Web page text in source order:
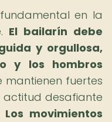
en la
El bailarín debe
y orgullosa,
y los hombros
mantienen fuertes
actitud desafiante
Los movimientos